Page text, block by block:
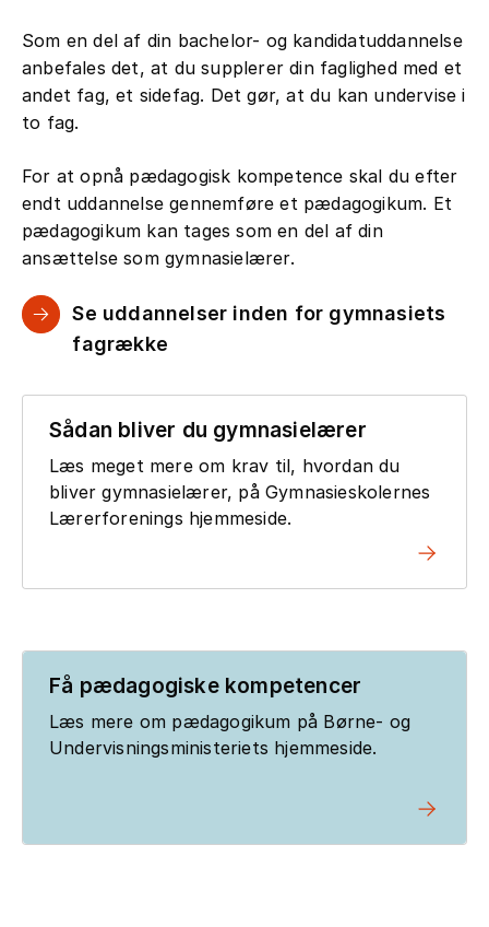
Som en del af din bachelor- og kandidatuddannelse
anbefales det, at du supplerer din faglighed med et
andet fag, et sidefag. Det gør, at du kan undervise i
to fag.
For at opnå pædagogisk kompetence skal du efter
endt uddannelse gennemføre et pædagogikum. Et
pædagogikum kan tages som en del af din
ansættelse som gymnasielærer.
Se uddannelser inden for gymnasiets
fagrække
Sådan bliver du gymnasielærer
Læs meget mere om krav til, hvordan du
bliver gymnasielærer, på Gymnasieskolernes
Lærerforenings hjemmeside.
Få pædagogiske kompetencer
Læs mere om pædagogikum på Børne- og
Undervisningsministeriets hjemmeside.